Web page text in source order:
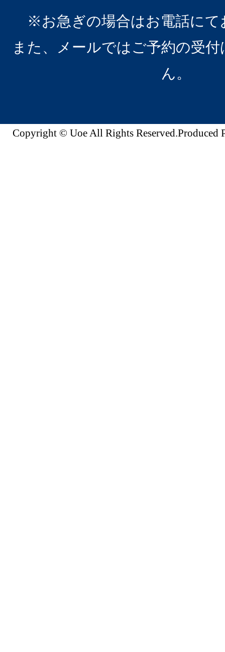
※お急ぎの場合はお電話にて
また、メールではご予約の受
ん。
Copyright © Uoe All Rights Reserved.Produced